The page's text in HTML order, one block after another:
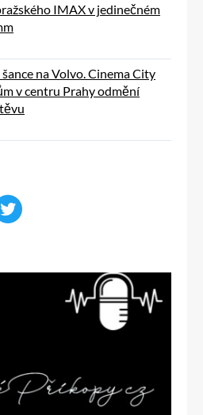
IMAX v jedinečném
na Volvo. Cinema City
v centru Prahy odmění
Twitter